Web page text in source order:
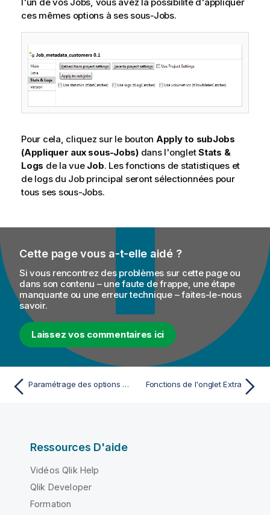
i
n
ces mêmes options à ses sous-Jobs.
Pour cela, cliquez sur le bouton Apply to subJobs
(Appliquer aux sous-Jobs)dans l'ongletStats &
Logs de la vue Job. Les fonctions de statistiques et
de logs du Job principal seront sélectionnées pour
tous ses sous-Jobs.
Cette page vous a-t-elle aidé ?
Si vous rencontrez des problèmes sur cette page ou
dans son contenu – une faute de frappe, une étape
manquante ou une erreur technique – faites-le-nous
savoir.
Laissez vos commentaires ici
Paramétrage des options dans la vue Job Fonctions de l'onglet Extra
Ressources D'aide
Vidéos Qlik Help
Qlik Developer
Formation